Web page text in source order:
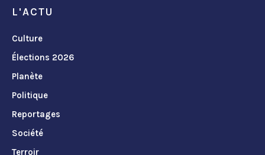
L'ACTU
Culture
Élections 2026
Planète
Politique
Reportages
Société
Terroir